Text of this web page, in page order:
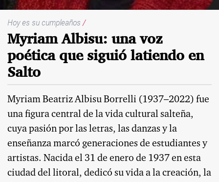
Hoy es su cumpleaños /
Myriam Albisu: una voz
poética que siguió latiendo en
Salto
Myriam Beatriz Albisu Borrelli (1937–2022) fue
una figura central de la vida cultural salteña,
cuya pasión por las letras, las danzas y la
enseñanza marcó generaciones de estudiantes y
artistas. Nacida el 31 de enero de 1937 en esta
ciudad del litoral, dedicó su vida a la creación, la